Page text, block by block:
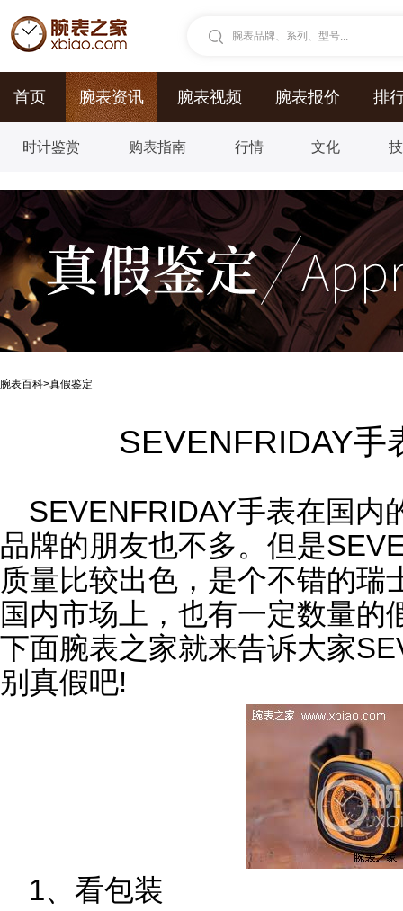
腕表品牌、系列、型号...
首页 腕表资讯 腕表视频 腕表报价 排
时计鉴赏 购表指南 行情 文化
腕表百科>真假鉴定
SEVENFRIDAY手
SEVENFRIDAY手表在国内
品牌的朋友也不多。但是
质量比较出色，是个不错的瑞
国内市场上，也有一定数量的
下面腕表之家就来告诉大家
别真假吧!
1、看包装